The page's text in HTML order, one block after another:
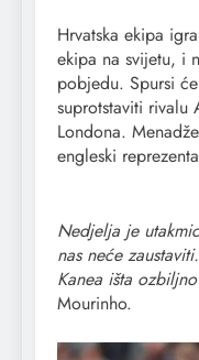
Hrvatska ekipa
ekipa na svijetu, i
pobjedu. Spursi
suprotstaviti rivalu
Londona.
engleski
Nedjelja je
nas neće
Kanea išta ozbiljno
Mourinho.